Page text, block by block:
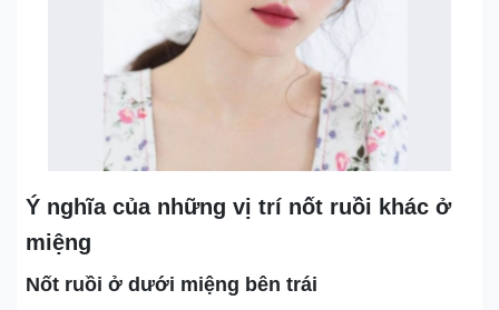
Ý nghĩa của những vị trí nốt ruồi khác ở
miệng
Nốt ruồi ở dưới miệng bên trái